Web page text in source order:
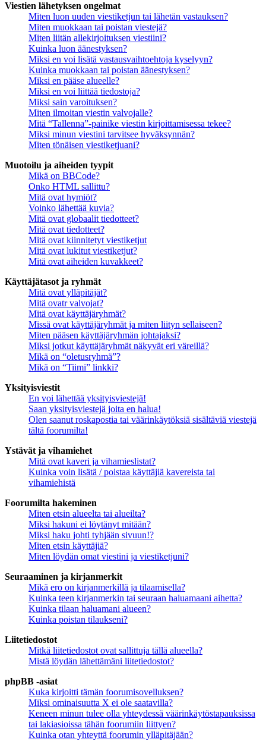
Viestien lähetyksen ongelmat
Miten luon uuden viestiketjun tai lähetän vastauksen?
Miten muokkaan tai poistan viestejä?
Miten liitän allekirjoituksen viestiini?
Kuinka luon äänestyksen?
Miksi en voi lisätä vastausvaihtoehtoja kyselyyn?
Kuinka muokkaan tai poistan äänestyksen?
Miksi en pääse alueelle?
Miksi en voi liittää tiedostoja?
Miksi sain varoituksen?
Miten ilmoitan viestin valvojalle?
Mitä “Tallenna”-painike viestin kirjoittamisessa tekee?
Miksi minun viestini tarvitsee hyväksynnän?
Miten tönäisen viestiketjuani?
Muotoilu ja aiheiden tyypit
Mikä on BBCode?
Onko HTML sallittu?
Mitä ovat hymiöt?
Voinko lähettää kuvia?
Mitä ovat globaalit tiedotteet?
Mitä ovat tiedotteet?
Mitä ovat kiinnitetyt viestiketjut
Mitä ovat lukitut viestiketjut?
Mitä ovat aiheiden kuvakkeet?
Käyttäjätasot ja ryhmät
Mitä ovat ylläpitäjät?
Mitä ovatr valvojat?
Mitä ovat käyttäjäryhmät?
Missä ovat käyttäjäryhmät ja miten liityn sellaiseen?
Miten pääsen käyttäjäryhmän johtajaksi?
Miksi jotkut käyttäjäryhmät näkyvät eri väreillä?
Mikä on “oletusryhmä”?
Mikä on “Tiimi” linkki?
Yksityisviestit
En voi lähettää yksityisviestejä!
Saan yksityisviestejä joita en halua!
Olen saanut roskapostia tai väärinkäytöksiä sisältäviä viestejä
tältä foorumilta!
Ystävät ja vihamiehet
Mitä ovat kaveri ja vihamieslistat?
Kuinka voin lisätä / poistaa käyttäjiä kavereista tai
vihamiehistä
Foorumilta hakeminen
Miten etsin alueelta tai alueilta?
Miksi hakuni ei löytänyt mitään?
Miksi haku johti tyhjään sivuun!?
Miten etsin käyttäjiä?
Miten löydän omat viestini ja viestiketjuni?
Seuraaminen ja kirjanmerkit
Mikä ero on kirjanmerkillä ja tilaamisella?
Kuinka teen kirjanmerkin tai seuraan haluamaani aihetta?
Kuinka tilaan haluamani alueen?
Kuinka poistan tilaukseni?
Liitetiedostot
Mitkä liitetiedostot ovat sallittuja tällä alueella?
Mistä löydän lähettämäni liitetiedostot?
phpBB -asiat
Kuka kirjoitti tämän foorumisovelluksen?
Miksi ominaisuutta X ei ole saatavilla?
Keneen minun tulee olla yhteydessä väärinkäytöstapauksissa
tai lakiasioissa tähän foorumiin liittyen?
Kuinka otan yhteyttä foorumin ylläpitäjään?